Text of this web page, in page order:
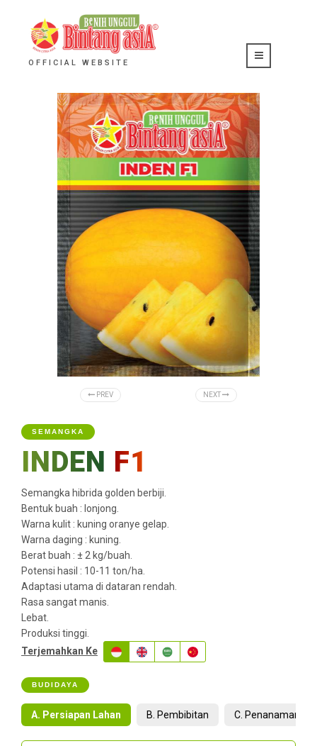
OFFICIAL WEBSITE
PREV NEXT
SEMANGKA
INDEN F1
Semangka hibrida golden berbiji.
Bentuk buah : lonjong.
Warna kulit : kuning oranye gelap.
Warna daging : kuning.
Berat buah : ± 2 kg/buah.
Potensi hasil : 10-11 ton/ha.
Adaptasi utama di dataran rendah.
Rasa sangat manis.
Lebat.
Produksi tinggi.
Terjemahkan Ke
BUDIDAYA
A. Persiapan Lahan B. Pembibitan C. Penanaman